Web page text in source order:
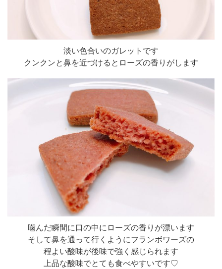
淡い色合いのガレットです
クンクンと鼻を近づけるとローズの香りがします
噛んだ瞬間に口の中にローズの香りが漂います
そして鼻を通って行くようにフランボワーズの
程よい酸味が後味で強く感じられます
上品な酸味でとても食べやすいです♡